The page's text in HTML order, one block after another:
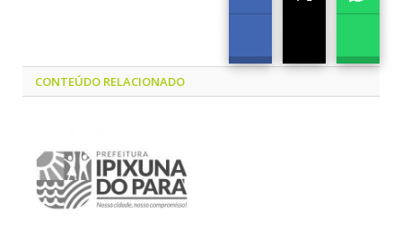
CONTEÚDO RELACIONADO